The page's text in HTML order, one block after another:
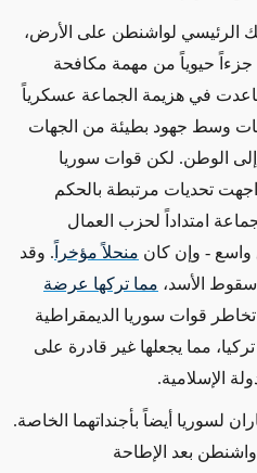
الرئيسي لواشنطن على الأرض،
جزءاً حيوياً من مهمة مكافحة
في هزيمة الجماعة عسكرياً
وسط جهود بطيئة من الجهات
إلى الوطن. لكن قوات سوريا
تحديات مرتبطة بالحكم
امتداداً لحزب العمال
واسع - وإن كان منحلاً مؤخراً . وقد
الأسد، مما تركها عرضة
قوات سوريا الديمقراطية
مما يجعلها غير قادرة على
الإسلامية.
لسوريا أيضاً بأجنداتهما الخاصة.
بعد الإطاحة